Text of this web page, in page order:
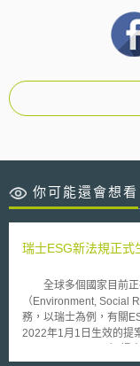
你可能還會想看
瑞士ESG新法規正式
全球多個國家目前正
（Environment, Social
務，以瑞士為例，有關
2022年1月1日生效的提